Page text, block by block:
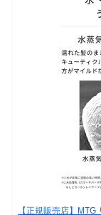
【正規販売店】